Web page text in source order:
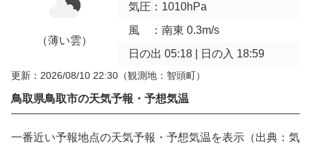
（薄い雲）
気圧：1010hPa
風 ：南東 0.3m/s
日の出 05:18 | 日の入 18:59
更新：2026/08/10 22:30 （観測地：智頭町）
鳥取県鳥取市の天気予報・予想気温
一番近い予報地点の天気予報・予想気温を表示（出典：気